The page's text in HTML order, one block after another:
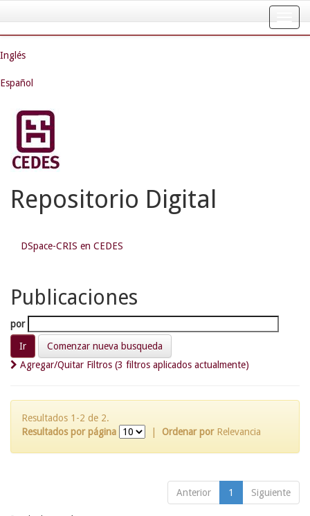
navigation
Inglés
Español
Repositorio Digital
DSpace-CRIS en CEDES
Publicaciones
por
Comenzar nueva busqueda
Agregar/Quitar Filtros (3 filtros aplicados actualmente)
Resultados 1-2 de 2.
Resultados por página
Ordenar por Relevancia
Anterior 1 Siguiente